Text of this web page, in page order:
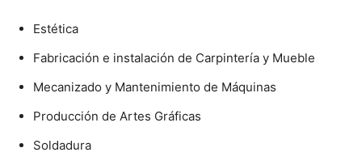
Estética
Fabricación e instalación de Carpintería y Mueble
Mecanizado y Mantenimiento de Máquinas
Producción de Artes Gráficas
Soldadura